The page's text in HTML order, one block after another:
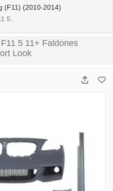
(F11) (2010-2014)
5..
5 11+ Faldones
Look